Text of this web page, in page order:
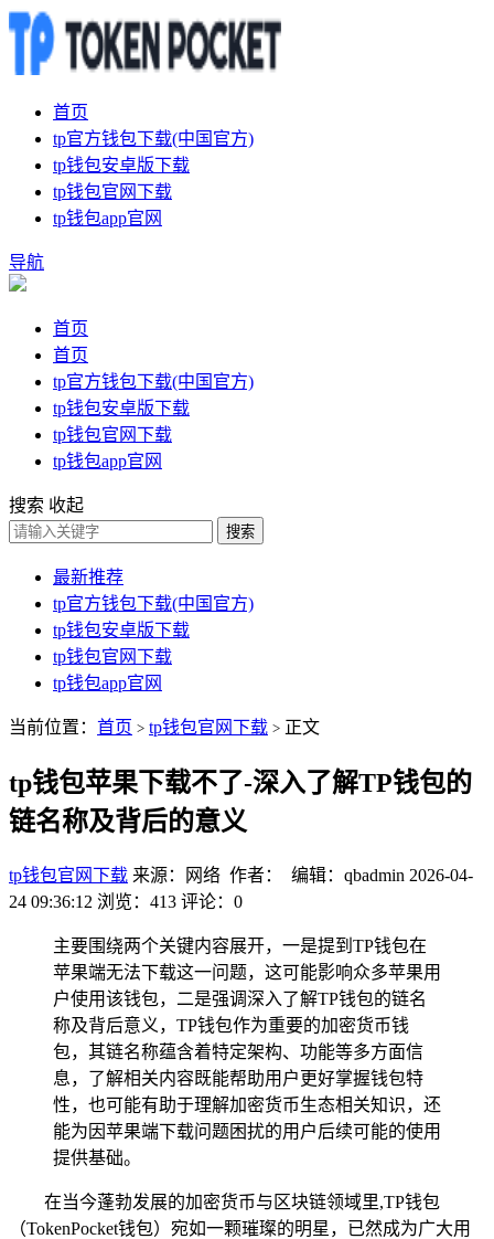
首页
tp官方钱包下载(中国官方)
tp钱包安卓版下载
tp钱包官网下载
tp钱包app官网
导航
首页
首页
tp官方钱包下载(中国官方)
tp钱包安卓版下载
tp钱包官网下载
tp钱包app官网
搜索 收起
搜索
最新推荐
tp官方钱包下载(中国官方)
tp钱包安卓版下载
tp钱包官网下载
tp钱包app官网
当前位置： 首页 > tp钱包官网下载 > 正文
tp钱包苹果下载不了-深入了解TP钱包的
链名称及背后的意义
tp钱包官网下载 来源：网络 作者： 编辑：qbadmin 2026-04-
24 09:36:12 浏览：413 评论：0
主要围绕两个关键内容展开，一是提到TP钱包在
苹果端无法下载这一问题，这可能影响众多苹果用
户使用该钱包，二是强调深入了解TP钱包的链名
称及背后意义，TP钱包作为重要的加密货币钱
包，其链名称蕴含着特定架构、功能等多方面信
息，了解相关内容既能帮助用户更好掌握钱包特
性，也可能有助于理解加密货币生态相关知识，还
能为因苹果端下载问题困扰的用户后续可能的使用
提供基础。
在当今蓬勃发展的加密货币与区块链领域里,TP钱包
（TokenPocket钱包）宛如一颗璀璨的明星，已然成为广大用